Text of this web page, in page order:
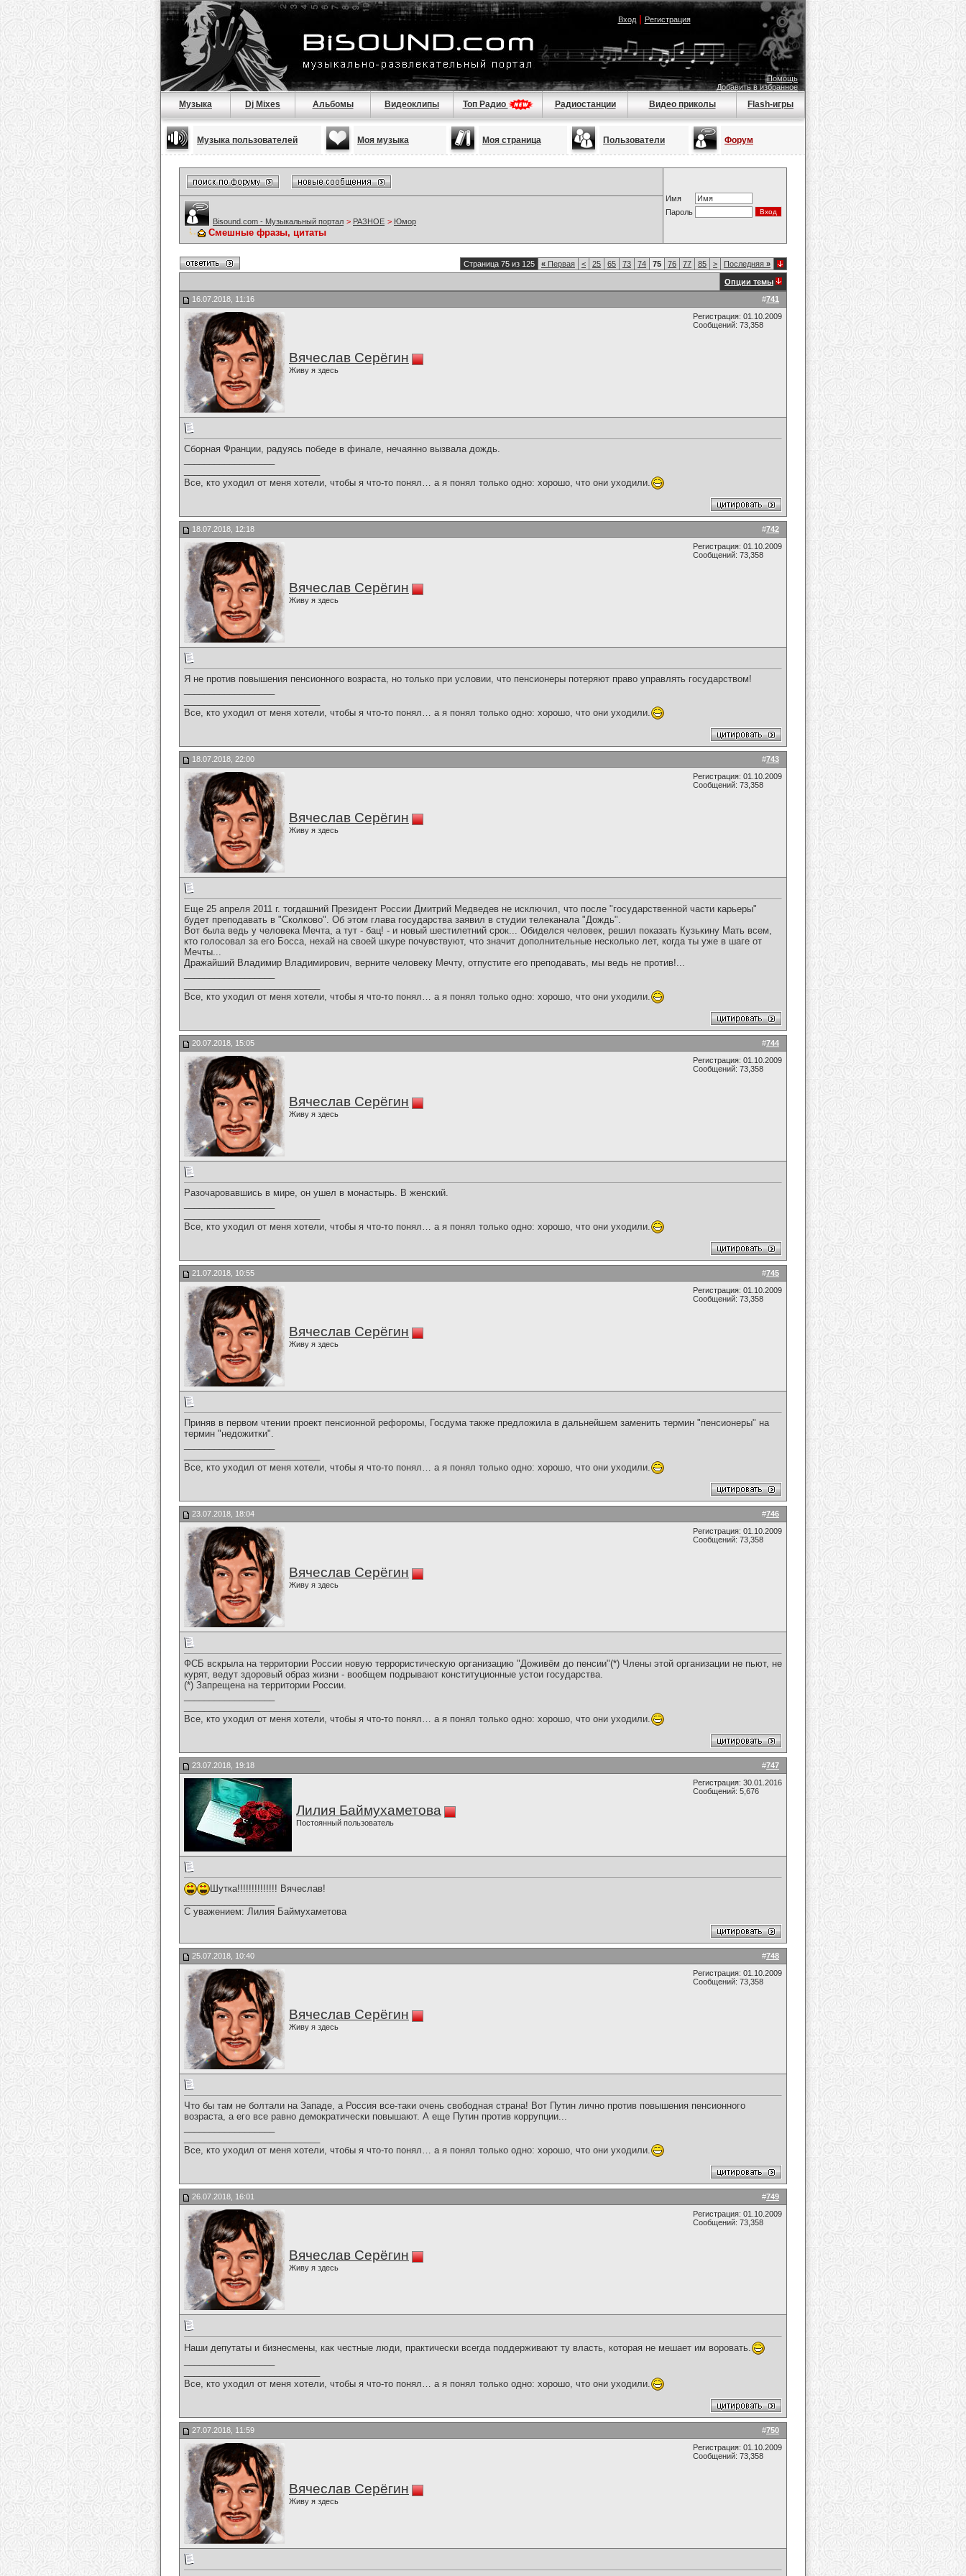
Вход| Регистрация
Помощь
Добавить в избранное
Музыка Dj Mixes Альбомы Видеоклипы Топ Радио Радиостанции Видео приколы Flash-игры
Музыка пользователей Моя музыка Моя страница Пользователи Форум
Имя
Пароль
Bisound.com - Музыкальный портал > РАЗНОЕ > Юмор
Смешные фразы, цитаты
Страница 75 из 125 « Первая < 25 65 73 74 75 76 77 85 > Последняя »
Опции темы
#741
16.07.2018, 11:16
Вячеслав Серёгин
Живу я здесь
Регистрация: 01.10.2009
Сообщений: 73,358
Сборная Франции, радуясь победе в финале, нечаянно вызвала дождь.
Все, кто уходил от меня хотели, чтобы я что-то понял… а я понял только одно: хорошо, что они уходили.
#742
18.07.2018, 12:18
Вячеслав Серёгин
Живу я здесь
Регистрация: 01.10.2009
Сообщений: 73,358
Я не против повышения пенсионного возраста, но только при условии, что пенсионеры потеряют право управлять государством!
Все, кто уходил от меня хотели, чтобы я что-то понял… а я понял только одно: хорошо, что они уходили.
#743
18.07.2018, 22:00
Вячеслав Серёгин
Живу я здесь
Регистрация: 01.10.2009
Сообщений: 73,358
Еще 25 апреля 2011 г. тогдашний Президент России Дмитрий Медведев не исключил, что после "государственной части карьеры"
будет преподавать в "Сколково". Об этом глава государства заявил в студии телеканала "Дождь".
Вот была ведь у человека Мечта, а тут - бац! - и новый шестилетний срок... Обиделся человек, решил показать Кузькину Мать всем,
кто голосовал за его Босса, нехай на своей шкуре почувствуют, что значит дополнительные несколько лет, когда ты уже в шаге от
Мечты...
Дражайший Владимир Владимирович, верните человеку Мечту, отпустите его преподавать, мы ведь не против!...
Все, кто уходил от меня хотели, чтобы я что-то понял… а я понял только одно: хорошо, что они уходили.
#744
20.07.2018, 15:05
Вячеслав Серёгин
Живу я здесь
Регистрация: 01.10.2009
Сообщений: 73,358
Разочаровавшись в мире, он ушел в монастырь. В женский.
Все, кто уходил от меня хотели, чтобы я что-то понял… а я понял только одно: хорошо, что они уходили.
#745
21.07.2018, 10:55
Вячеслав Серёгин
Живу я здесь
Регистрация: 01.10.2009
Сообщений: 73,358
Приняв в первом чтении проект пенсионной рефоромы, Госдума также предложила в дальнейшем заменить термин "пенсионеры" на
термин "недожитки".
Все, кто уходил от меня хотели, чтобы я что-то понял… а я понял только одно: хорошо, что они уходили.
#746
23.07.2018, 18:04
Вячеслав Серёгин
Живу я здесь
Регистрация: 01.10.2009
Сообщений: 73,358
ФСБ вскрыла на территории России новую террористическую организацию "Доживём до пенсии"(*) Члены этой организации не пьют, не
курят, ведут здоровый образ жизни - вообщем подрывают конституционные устои государства.
(*) Запрещена на территории России.
Все, кто уходил от меня хотели, чтобы я что-то понял… а я понял только одно: хорошо, что они уходили.
#747
23.07.2018, 19:18
Лилия Баймухаметова
Постоянный пользователь
Регистрация: 30.01.2016
Сообщений: 5,676
Шутка!!!!!!!!!!!!!! Вячеслав!
С уважением: Лилия Баймухаметова
#748
25.07.2018, 10:40
Вячеслав Серёгин
Живу я здесь
Регистрация: 01.10.2009
Сообщений: 73,358
Что бы там не болтали на Западе, а Россия все-таки очень свободная страна! Вот Путин лично против повышения пенсионного
возраста, а его все равно демократически повышают. А еще Путин против коррупции...
Все, кто уходил от меня хотели, чтобы я что-то понял… а я понял только одно: хорошо, что они уходили.
#749
26.07.2018, 16:01
Вячеслав Серёгин
Живу я здесь
Регистрация: 01.10.2009
Сообщений: 73,358
Наши депутаты и бизнесмены, как честные люди, практически всегда поддерживают ту власть, которая не мешает им воровать.
Все, кто уходил от меня хотели, чтобы я что-то понял… а я понял только одно: хорошо, что они уходили.
#750
27.07.2018, 11:59
Вячеслав Серёгин
Живу я здесь
Регистрация: 01.10.2009
Сообщений: 73,358